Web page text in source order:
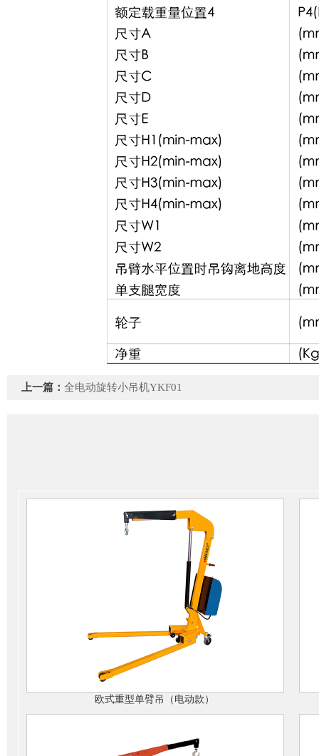
上一篇： 全电动旋转小吊机YKF01
欧式重型单臂吊（电动款）